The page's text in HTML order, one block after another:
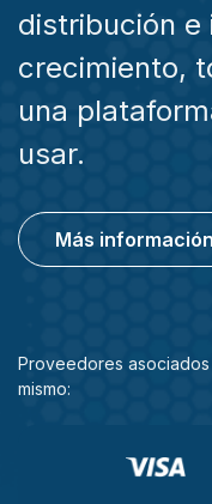
distribución e
crecimiento,
una
usar.
Más información
Proveedores
mismo: